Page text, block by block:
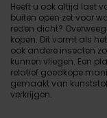
Heeft u ook altijd last
buiten open zet voor
reden dicht?
kopen. Dit vormt als
ook andere insecten
kunnen vliegen. Een
relatief goedkope
gemaakt van
verkrijgen.